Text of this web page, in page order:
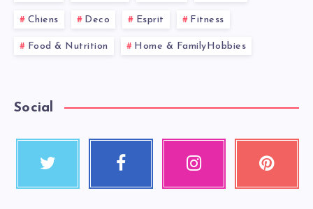
Chiens Deco Esprit Fitness
Food & Nutrition Home & FamilyHobbies
Social